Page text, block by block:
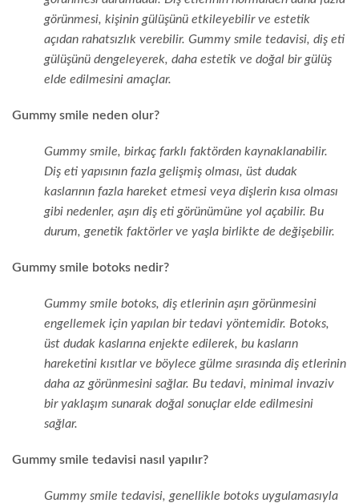
görünmesi, kişinin gülüşünü etkileyebilir ve estetik
açıdan rahatsızlık verebilir. Gummy smile tedavisi, diş eti
gülüşünü dengeleyerek, daha estetik ve doğal bir gülüş
elde edilmesini amaçlar.
Gummy smile neden olur?
Gummy smile, birkaç farklı faktörden kaynaklanabilir.
Diş eti yapısının fazla gelişmiş olması, üst dudak
kaslarının fazla hareket etmesi veya dişlerin kısa olması
gibi nedenler, aşırı diş eti görünümüne yol açabilir. Bu
durum, genetik faktörler ve yaşla birlikte de değişebilir.
Gummy smile botoks nedir?
Gummy smile botoks, diş etlerinin aşırı görünmesini
engellemek için yapılan bir tedavi yöntemidir. Botoks,
üst dudak kaslarına enjekte edilerek, bu kasların
hareketini kısıtlar ve böylece gülme sırasında diş etlerinin
daha az görünmesini sağlar. Bu tedavi, minimal invaziv
bir yaklaşım sunarak doğal sonuçlar elde edilmesini
sağlar.
Gummy smile tedavisi nasıl yapılır?
Gummy smile tedavisi, genellikle botoks uygulamasıyla